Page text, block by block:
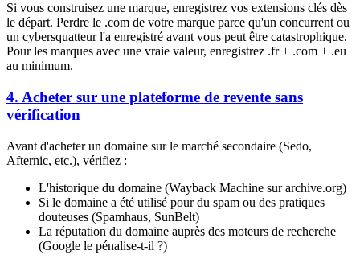
Si vous construisez une marque, enregistrez vos extensions clés dès
le départ. Perdre le .com de votre marque parce qu'un concurrent ou
un cybersquatteur l'a enregistré avant vous peut être catastrophique.
Pour les marques avec une vraie valeur, enregistrez .fr + .com + .eu
au minimum.
4. Acheter sur une plateforme de revente sans
vérification
Avant d'acheter un domaine sur le marché secondaire (Sedo,
Afternic, etc.), vérifiez :
L'historique du domaine (Wayback Machine sur archive.org)
Si le domaine a été utilisé pour du spam ou des pratiques
douteuses (Spamhaus, SunBelt)
La réputation du domaine auprès des moteurs de recherche
(Google le pénalise-t-il ?)